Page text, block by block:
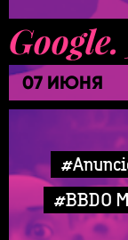
07 ИЮНЯ
#BBDO